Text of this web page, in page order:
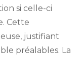
si celle-ci
Cette
justifiant
préalables. La